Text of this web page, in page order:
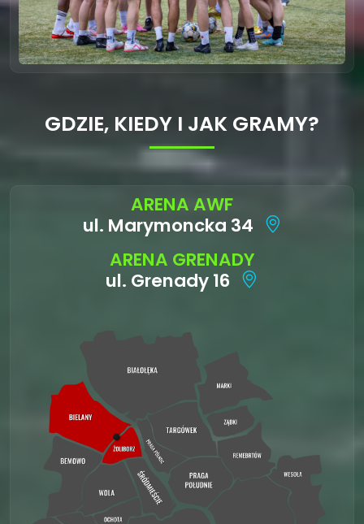
GDZIE, KIEDY I JAK GRAMY?
ARENA AWF
ul. Marymoncka 34
ARENA GRENADY
ul. Grenady 16